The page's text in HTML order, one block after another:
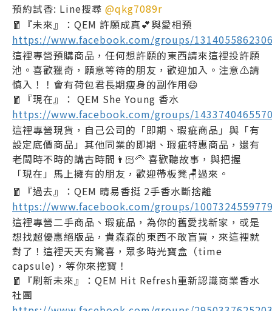
預約試香: Line搜尋 @qkg7089r
🧧『未來』：QEM 許願成真💕與愛相預
https://www.facebook.com/groups/
這裡專營預購商品，任何想許願的東西請來這裡投許願
池。喜歡獵奇，願意等待的朋友，歡迎加入。注意⚠️請
慎入！！會有荷包君長期瘦身的副作用😄
🧧『現在』： QEM She Young 香水
https://www.facebook.com/groups/
這裡專營現貨，自己公司的「即期、瑕疵商品」與「有
設定底價商品」其他同業的即期、瑕疵特惠商品，還有
老闆時不時的講古時間👨🏻‍🦳 喜歡聽故事，與把握
「現在」馬上擁有的朋友，歡迎帶板凳🪑過來。
🧧『過去』：QEM 晴易香挺 2手香水斷捨離
https://www.facebook.com/groups/
這裡專營二手商品、瑕疵品，為你的舊愛找新家，或是
想找超優惠絕版品，貴森森的東西不敢盲買，來這裡就
對了！這裡天天有驚喜，眾多時光寶盒（time
capsule)，等你來挖寶！
🧧『刷新未來』：QEM Hit Refresh重新認識商業香水
社團